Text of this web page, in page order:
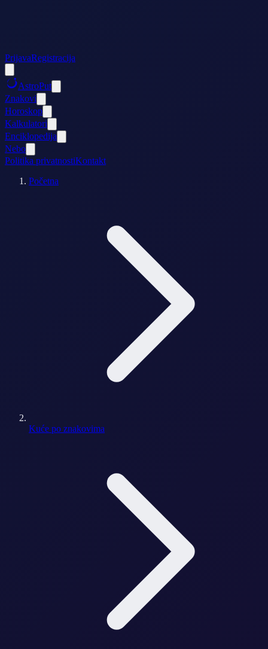
PrijavaRegistracija
AstroPut
Znakovi
Horoskop
Kalkulatori
Enciklopedija
Nebo
Politika privatnostiKontakt
Početna
Kuće po znakovima